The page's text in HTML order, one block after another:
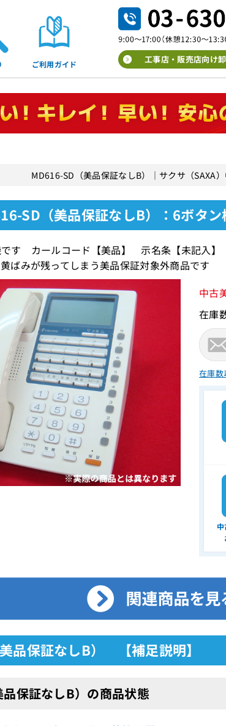
ご利用ガイド 工事店・販売店向け
MD616-SD（美品保証なしB）｜サクサ（SAXA
SD（美品保証なしB）：6ボタ
です カールコード【美品】 示名条【未
ばみが残ってしまう美品保証対象外商品です
中古
在庫
在庫数
品保証なしB） 【補足説明】
保証なしB）の商品状態